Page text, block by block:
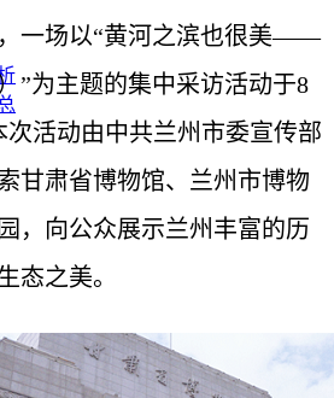
一场以“黄河之滨也很美——
”为主题的集中采访活动于8
次活动由中共兰州市委宣传部
甘肃省博物馆、兰州市博物
，向公众展示兰州丰富的历
态之美。